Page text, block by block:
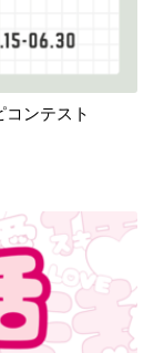
ンテスト